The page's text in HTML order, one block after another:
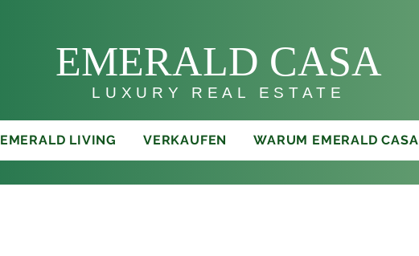
EMERALD CASA
LUXURY REAL ESTATE
EMERALD LIVING VERKAUFEN WARUM EMERALD CASA